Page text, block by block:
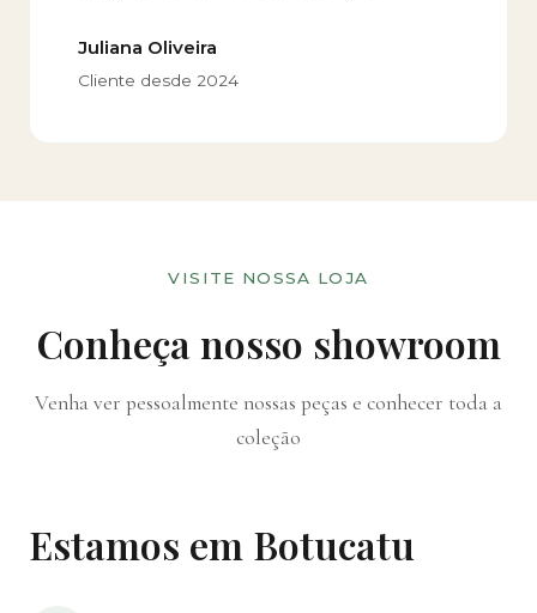
Juliana Oliveira
Cliente desde 2024
VISITE NOSSA LOJA
Conheça nosso showroom
Venha ver pessoalmente nossas peças e conhecer toda a
coleção
Estamos em Botucatu